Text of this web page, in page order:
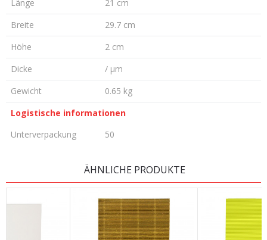
Länge
21 cm
Breite
29.7 cm
Höhe
2 cm
Dicke
/ µm
Gewicht
0.65 kg
Logistische informationen
Unterverpackung
50
ÄHNLICHE PRODUKTE